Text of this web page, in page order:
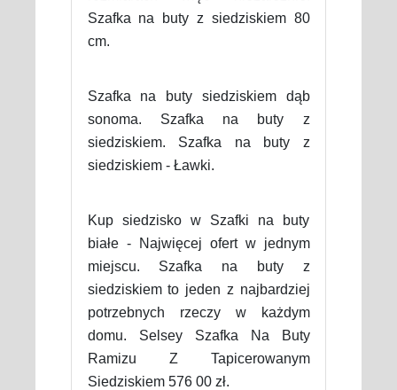
Szafka na buty z siedziskiem 80
cm.
Szafka na buty siedziskiem dąb
sonoma. Szafka na buty z
siedziskiem. Szafka na buty z
siedziskiem - Ławki.
Kup siedzisko w Szafki na buty
białe - Najwięcej ofert w jednym
miejscu. Szafka na buty z
siedziskiem to jeden z najbardziej
potrzebnych rzeczy w każdym
domu. Selsey Szafka Na Buty
Ramizu Z Tapicerowanym
Siedziskiem 576 00 zł.